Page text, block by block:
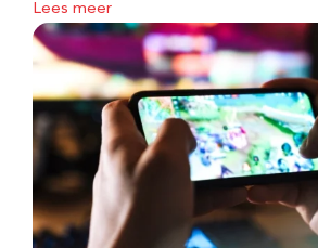
Lees meer